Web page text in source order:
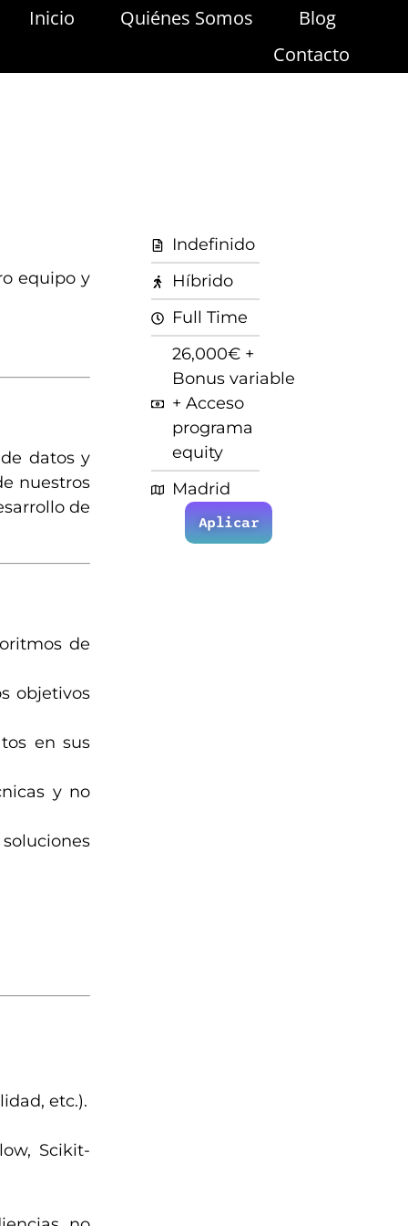
Inicio Quiénes Somos
Blog
Contacto
equipo y
datos y
nuestros
de
de
objetivos
en sus
y no
etc.).
Scikit-
Indefinido
Híbrido
Full Time
26,000€ +
Bonus variable
+ Acceso
programa
equity
Madrid
Aplicar